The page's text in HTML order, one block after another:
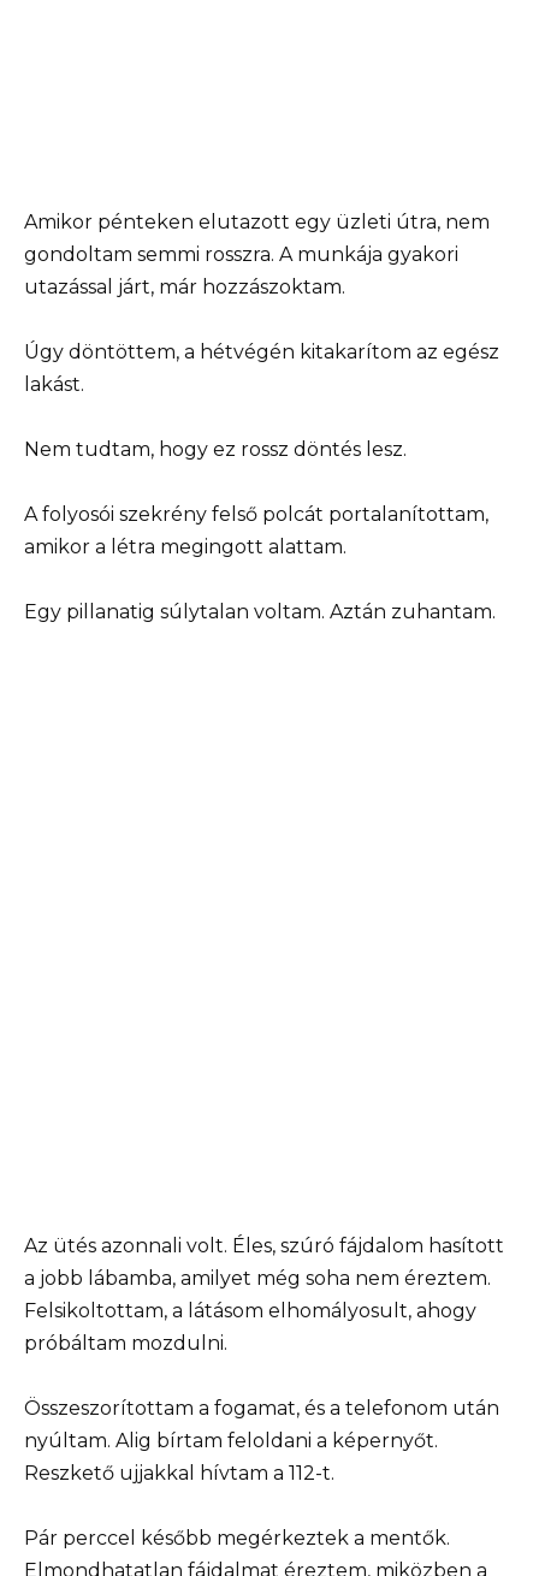
Amikor pénteken elutazott egy üzleti útra, nem
gondoltam semmi rosszra. A munkája gyakori
utazással járt, már hozzászoktam.
Úgy döntöttem, a hétvégén kitakarítom az egész
lakást.
Nem tudtam, hogy ez rossz döntés lesz.
A folyosói szekrény felső polcát portalanítottam,
amikor a létra megingott alattam.
Egy pillanatig súlytalan voltam. Aztán zuhantam.
Az ütés azonnali volt. Éles, szúró fájdalom hasított
a jobb lábamba, amilyet még soha nem éreztem.
Felsikoltottam, a látásom elhomályosult, ahogy
próbáltam mozdulni.
Összeszorítottam a fogamat, és a telefonom után
nyúltam. Alig bírtam feloldani a képernyőt.
Reszkető ujjakkal hívtam a 112-t.
Pár perccel később megérkeztek a mentők.
Elmondhatatlan fájdalmat éreztem, miközben a